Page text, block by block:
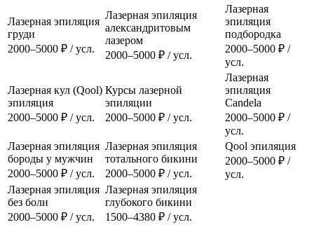
Лазерная эпиляция
груди
2000–5000 ₽ / усл.
Лазерная эпиляция
александритовым
лазером
2000–5000 ₽ / усл.
Лазерная
эпиляция
подбородка
2000–5000 ₽ /
усл.
Лазерная кул (Qool)
эпиляция
2000–5000 ₽ / усл.
Курсы лазерной
эпиляции
2000–5000 ₽ / усл.
Лазерная
эпиляция
Candela
2000–5000 ₽ /
усл.
Лазерная эпиляция
бороды у мужчин
2000–5000 ₽ / усл.
Лазерная эпиляция
тотального бикини
2000–5000 ₽ / усл.
Qool эпиляция
2000–5000 ₽ /
усл.
Лазерная эпиляция
без боли
2000–5000 ₽ / усл.
Лазерная эпиляция
глубокого бикини
1500–4380 ₽ / усл.